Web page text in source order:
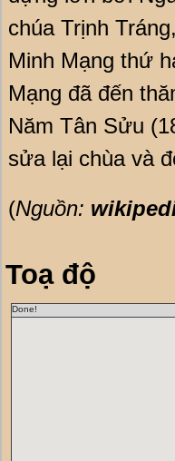
chúa Trịnh
Minh Mạng thứ
Mạng đã đến
Năm Tân Sửu
sửa lại chùa và
(Nguồn:
Toạ độ
Done!